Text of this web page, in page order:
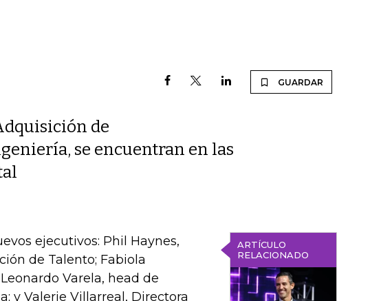
GUARDAR
de
se encuentran en las
ARTÍCULO
RELACIONADO
ejecutivos: Phil Haynes,
de Talento; Fabiola
Varela, head de
y Valerie Villarreal, Directora